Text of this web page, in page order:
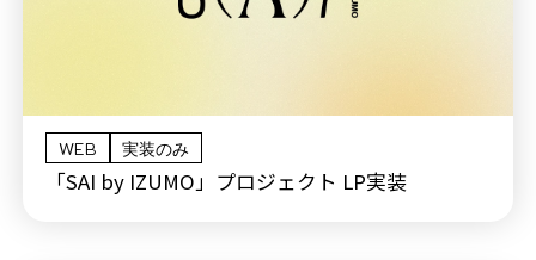
WEB 実装のみ
「SAI by IZUMO」プロジェクト LP実装